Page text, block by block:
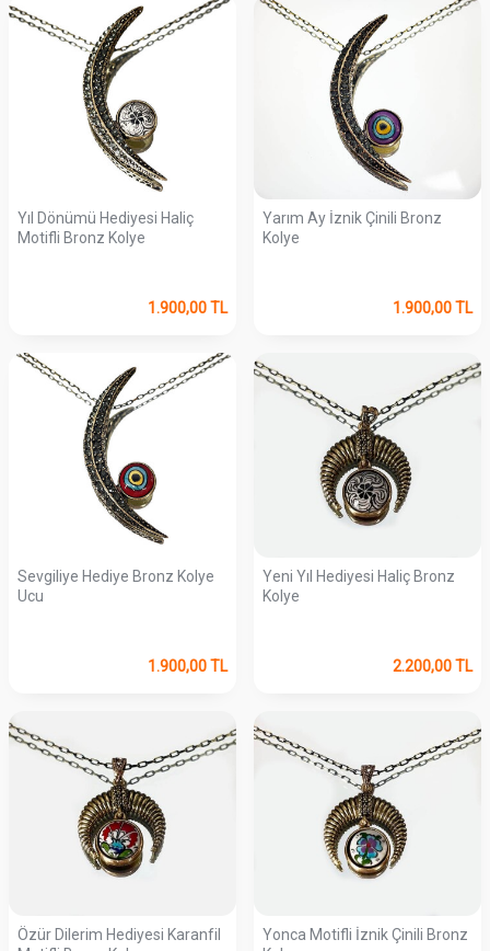
Yıl Dönümü Hediyesi Haliç
Motifli Bronz Kolye
1.900,00TL
Yarım Ay İznik Çinili Bronz
Kolye
1.900,00TL
Sevgiliye Hediye Bronz Kolye
Ucu
1.900,00TL
Yeni Yıl Hediyesi Haliç Bronz
Kolye
2.200,00TL
Özür Dilerim Hediyesi Karanfil
Yonca Motifli İznik Çinili Bronz